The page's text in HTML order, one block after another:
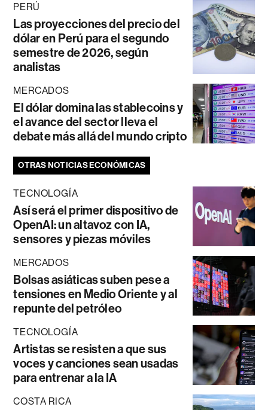
PERÚ
Las proyecciones del precio del
dólar en Perú para el segundo
semestre de 2026, según
analistas
MERCADOS
El dólar domina las stablecoins y
el avance del sector lleva el
debate más allá del mundo cripto
OTRAS NOTICIAS ECONÓMICAS
TECNOLOGÍA
Así será el primer dispositivo de
OpenAI: un altavoz con IA,
sensores y piezas móviles
MERCADOS
Bolsas asiáticas suben pese a
tensiones en Medio Oriente y al
repunte del petróleo
TECNOLOGÍA
Artistas se resisten a que sus
voces y canciones sean usadas
para entrenar a la IA
COSTA RICA